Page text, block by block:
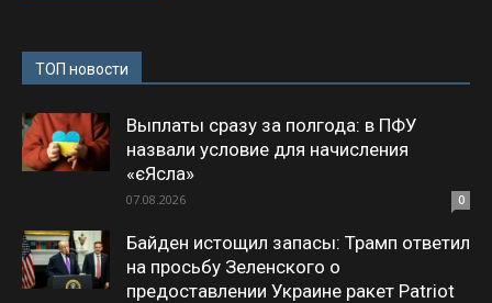
ТОП новости
Выплаты сразу за полгода: в ПФУ
назвали условие для начисления
«єЯсла»
07.08.2026 0
Байден истощил запасы: Трамп ответил
на просьбу Зеленского о
предоставлении Украине ракет Patriot